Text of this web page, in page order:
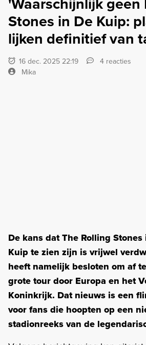
Stones in De Kuip:
lijken definitief van
16 dec. 2025 22:19
4 reacties
Mika
De kans dat The Rolling
Kuip te zien zijn is vrijwel
heeft namelijk besloten om af
grote tour door Europa en het
Koninkrijk. Dat nieuws is een
voor fans die hoopten op een
stadionreeks van de